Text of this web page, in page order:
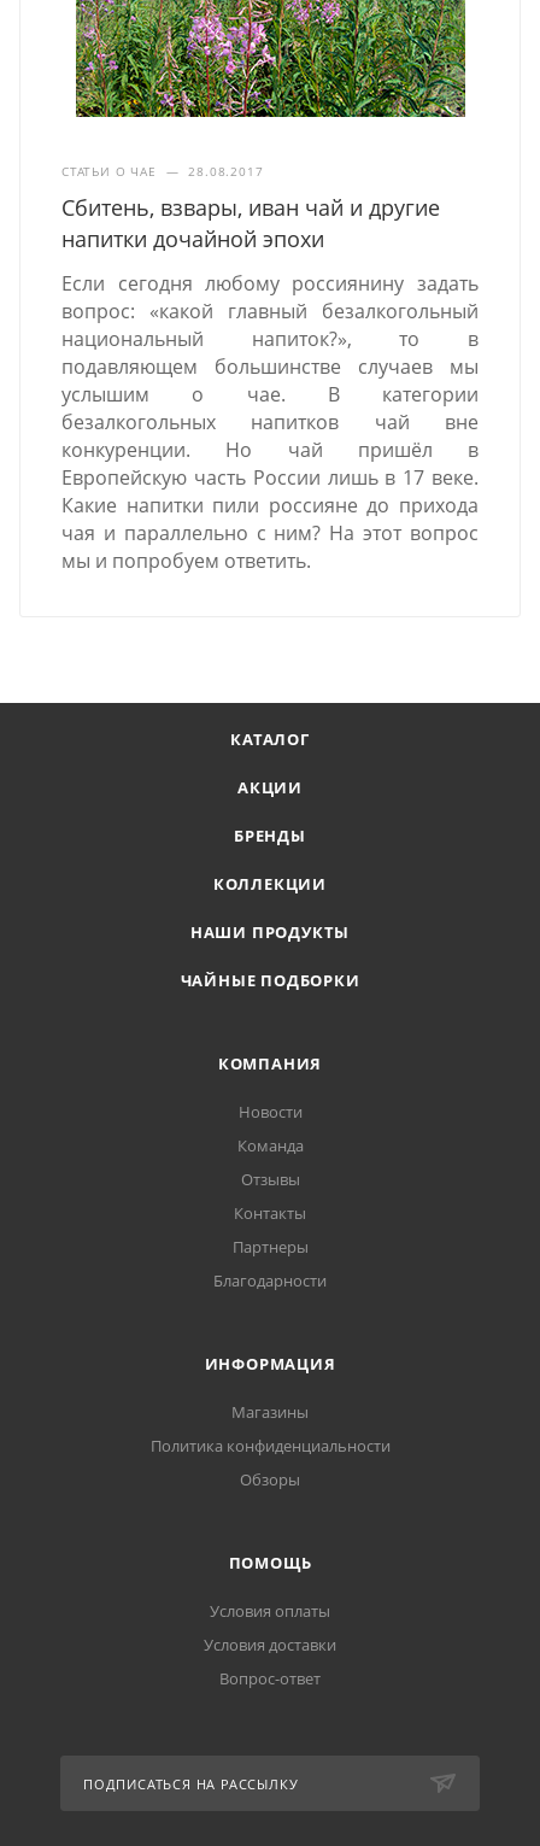
СТАТЬИ О ЧАЕ — 28.08.2017
Сбитень, взвары, иван чай и другие
напитки дочайной эпохи
Если сегодня любому россиянину задать
вопрос: «какой главный безалкогольный
национальный напиток?», то в
подавляющем большинстве случаев мы
услышим о чае. В категории
безалкогольных напитков чай вне
конкуренции. Но чай пришёл в
Европейскую часть России лишь в 17 веке.
Какие напитки пили россияне до прихода
чая и параллельно с ним? На этот вопрос
мы и попробуем ответить.
КАТАЛОГ
АКЦИИ
БРЕНДЫ
КОЛЛЕКЦИИ
НАШИ ПРОДУКТЫ
ЧАЙНЫЕ ПОДБОРКИ
КОМПАНИЯ
Новости
Команда
Отзывы
Контакты
Партнеры
Благодарности
ИНФОРМАЦИЯ
Магазины
Политика конфиденциальности
Обзоры
ПОМОЩЬ
Условия оплаты
Условия доставки
Вопрос-ответ
ПОДПИСАТЬСЯ НА РАССЫЛКУ